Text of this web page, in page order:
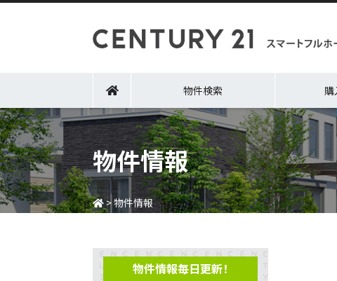
物件検索 購
物件情報
>物件情報
物件情報毎日更新！